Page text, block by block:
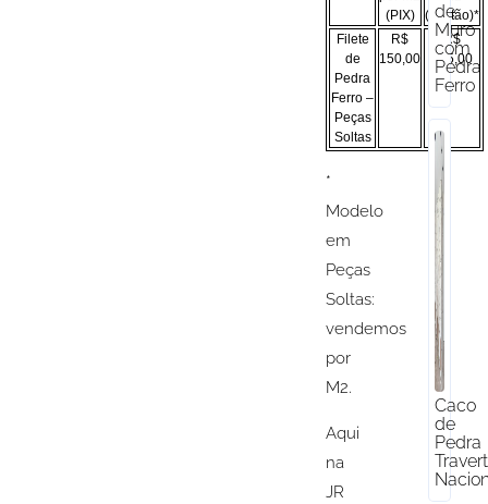
(PIX)
(Cartão)*
Filete
de
Pedra
Ferro –
Peças
Soltas
R$
150,00
R$
165,00
*
Modelo
em
Peças
Soltas:
vendemos
por
M2.
Aqui
na
JR
de
Muro
com
Pedra
Ferro
Caco
de
Pedra